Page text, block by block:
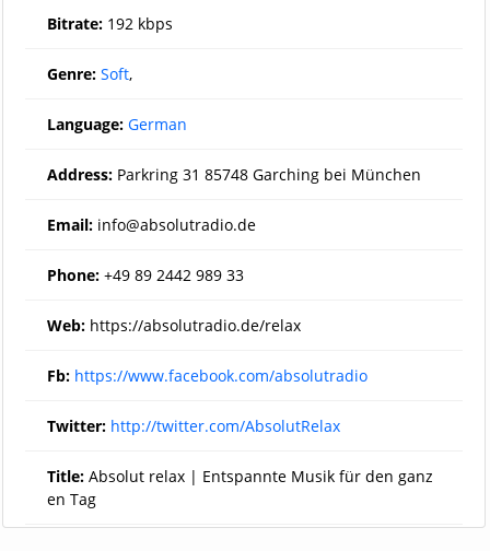
Bitrate: 192 kbps
Genre: Soft,
Language: German
Address: Parkring 31 85748 Garching bei München
Email: info@absolutradio.de
Phone: +49 89 2442 989 33
Web: https://absolutradio.de/relax
Fb: https://www.facebook.com/absolutradio
Twitter: http://twitter.com/AbsolutRelax
Title: Absolut relax | Entspannte Musik für den ganz
en Tag